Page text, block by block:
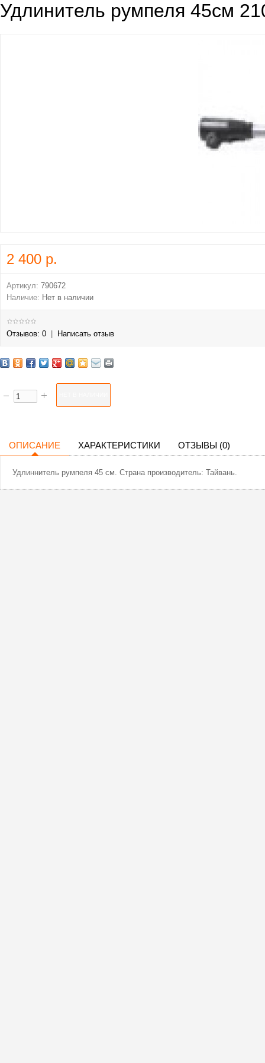
Удлинитель румпеля 45см
2 400 р.
Артикул: 790672
Наличие: Нет в наличии
Отзывов: 0 Написать отзыв
ОПИСАНИЕ ХАРАКТЕРИСТИКИ ОТЗЫВЫ (0)
Удлиннитель румпеля 45 см. Страна производитель: Тайвань.